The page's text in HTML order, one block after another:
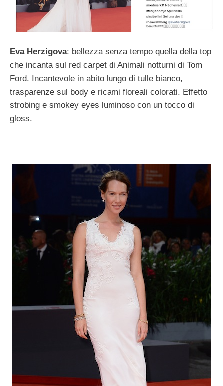
Eva Herzigova: bellezza senza tempo quella della top
che incanta sul red carpet di Animali notturni di Tom
Ford. Incantevole in abito lungo di tulle bianco,
trasparenze sul body e ricami floreali colorati. Effetto
strobing e smokey eyes luminoso con un tocco di
gloss.